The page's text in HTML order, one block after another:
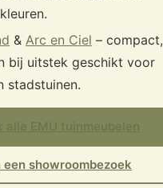
& Arc en Ciel – compact,
bij uitstek geschikt voor
stadstuinen.
een showroombezoek